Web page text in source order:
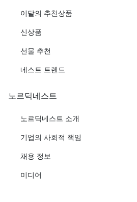
이달의 추천상품
신상품
선물 추천
네스트 트렌드
노르딕네스트
노르딕네스트 소개
기업의 사회적 책임
채용 정보
미디어